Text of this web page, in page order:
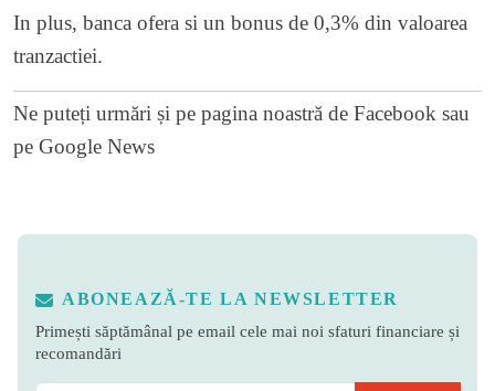
In plus, banca ofera si un bonus de 0,3% din valoarea
tranzactiei.
Ne puteți urmări și pe pagina noastră de Facebook sau
pe Google News
ABONEAZĂ-TE LA NEWSLETTER
Primești săptămânal pe email cele mai noi sfaturi financiare și
recomandări